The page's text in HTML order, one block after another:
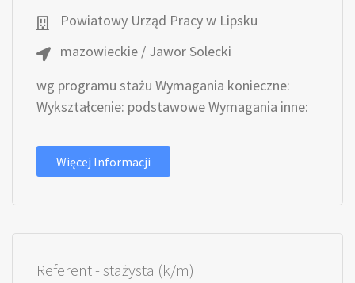
Powiatowy Urząd Pracy w Lipsku
mazowieckie / Jawor Solecki
wg programu stażu Wymagania konieczne:
Wykształcenie: podstawowe Wymagania inne:
Więcej Informacji
Referent - stażysta (k/m)